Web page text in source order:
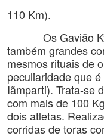
110 Km).
Os Gavião
também grandes
mesmos rituais de
peculiaridade que
Iãmparti). Trata-se
com mais de 100
dois atletas.
corridas de toras